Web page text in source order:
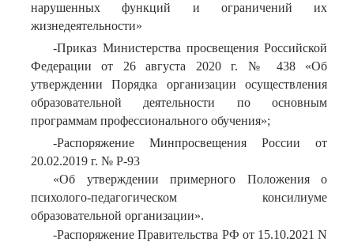
нарушенных функций и ограничений их
жизнедеятельности»
-Приказ Министерства просвещения Российской
Федерации от 26 августа 2020 г. № 438 «Об
утверждении Порядка организации осуществления
образовательной деятельности по основным
программам профессионального обучения»;
-Распоряжение Минпросвещения России от
20.02.2019 г. № Р-93
«Об утверждении примерного Положения о
психолого-педагогическом консилиуме
образовательной организации».
-Распоряжение Правительства РФ от 15.10.2021 N